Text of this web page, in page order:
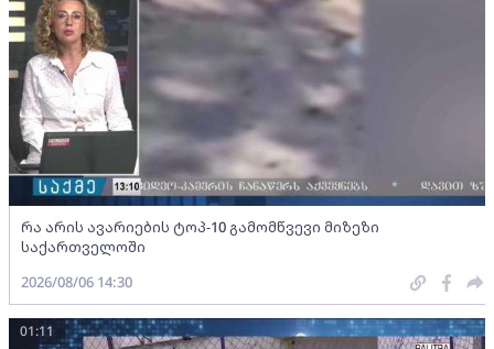
რა არის ავარიების ტოპ-10 გამომწვევი მიზეზი
საქართველოში
2026/08/06 14:30
01:11